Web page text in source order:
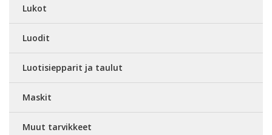
Lukot
Luodit
Luotisiepparit ja taulut
Maskit
Muut tarvikkeet